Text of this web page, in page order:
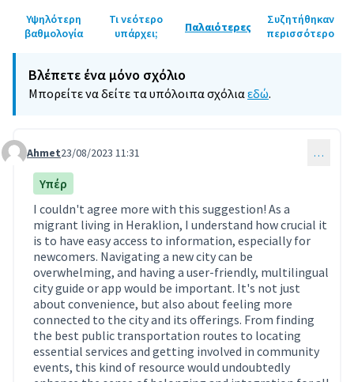
Υψηλότερη
βαθμολογία
Τι νεότερο
υπάρχει;
Παλαιότερες
Συζητήθηκαν
περισσότερο
Βλέπετε ένα μόνο σχόλιο
Μπορείτε να δείτε τα υπόλοιπα σχόλιαεδώ.
Comment 8
Ahmet23/08/2023 11:31 …
Υπέρ
I couldn't agree more with this suggestion! As a
migrant living in Heraklion, I understand how crucial it
is to have easy access to information, especially for
newcomers. Navigating a new city can be
overwhelming, and having a user-friendly, multilingual
city guide or app would be important. It's not just
about convenience, but also about feeling more
connected to the city and its offerings. From finding
the best public transportation routes to locating
essential services and getting involved in community
events, this kind of resource would undoubtedly